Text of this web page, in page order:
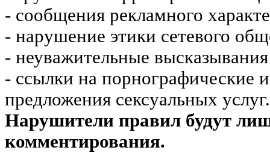
- сообщения рекламного
- нарушение этики сетевого
- неуважительные
- ссылки на порнографические
предложения сексуальных услуг.
Нарушители правил будут
комментирования.